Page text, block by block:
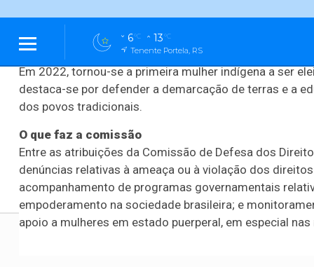
6°C 13°C
Tenente Portela, RS
Ouça Ao Vivo Estúdio Ao Vivo
Esporte Internacional Capivara Saúde
Célia Xakriabá é uma professora ativista indígena do
indígena da Universidade Federal de Minas Gerais
desenvolvimento sustentável pela Universidade de
Em 2022, tornou-se a primeira mulher indígena a ser
destaca-se por defender a demarcação de terras e a
dos povos tradicionais.
O que faz a comissão
Entre as atribuições da Comissão de Defesa dos
denúncias relativas à ameaça ou à violação dos
acompanhamento de programas governamentais
empoderamento na sociedade brasileira; e
apoio a mulheres em estado puerperal, em especial